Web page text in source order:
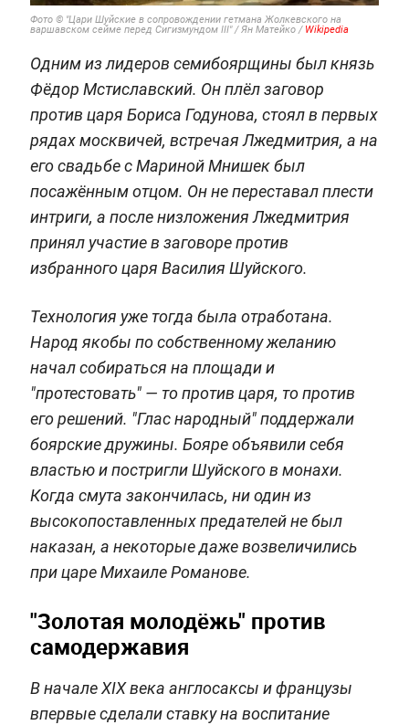
Фото © "Цари Шуйские в сопровождении гетмана Жолкевского на
варшавском сейме перед Сигизмундом III" / Ян Матейко / Wikipedia
Одним из лидеров семибоярщины был князь
Фёдор Мстиславский. Он плёл заговор
против царя Бориса Годунова, стоял в первых
рядах москвичей, встречая Лжедмитрия, а на
его свадьбе с Мариной Мнишек был
посажённым отцом. Он не переставал плести
интриги, а после низложения Лжедмитрия
принял участие в заговоре против
избранного царя Василия Шуйского.
Технология уже тогда была отработана.
Народ якобы по собственному желанию
начал собираться на площади и
"протестовать" — то против царя, то против
его решений. "Глас народный" поддержали
боярские дружины. Бояре объявили себя
властью и постригли Шуйского в монахи.
Когда смута закончилась, ни один из
высокопоставленных предателей не был
наказан, а некоторые даже возвеличились
при царе Михаиле Романове.
"Золотая молодёжь" против
самодержавия
В начале XIX века англосаксы и французы
впервые сделали ставку на воспитание